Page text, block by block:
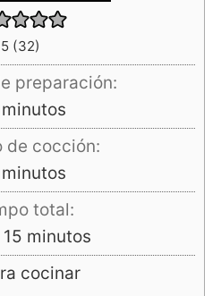
5 (32)
preparación:
minutos
de cocción:
minutos
total:
15minutos
minutos
cocinar